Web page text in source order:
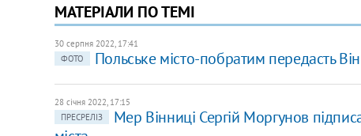
МАТЕРІАЛИ ПО ТЕМІ
30 серпня 2022, 17:41
ФОТО
Польське місто-побратим передасть
28 січня 2022, 17:15
ПРЕСРЕЛІЗ
Мер Вінниці Сергій Моргунов